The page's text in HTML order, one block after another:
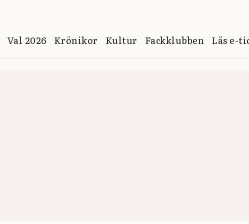
Val 2026 Krönikor Kultur Fackklubben Läs e-